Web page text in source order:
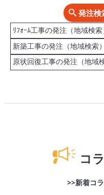
発注検
コ
>>新着コ